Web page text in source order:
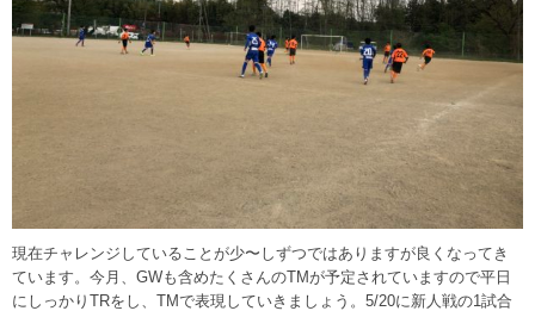
現在チャレンジしていることが少〜しずつではありますが良くなってき
ています。今月、GWも含めたくさんのTMが予定されていますので平日
にしっかりTRをし、TMで表現していきましょう。5/20に新人戦の1試合